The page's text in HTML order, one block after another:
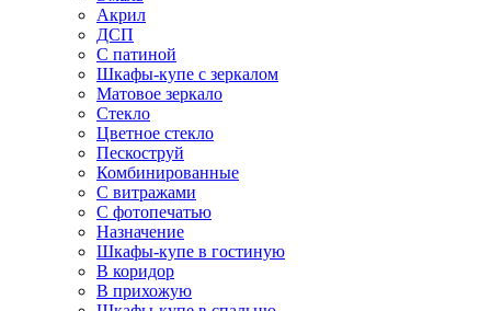
Акрил
ДСП
С патиной
Шкафы-купе с зеркалом
Матовое зеркало
Стекло
Цветное стекло
Пескоструй
Комбинированные
С витражами
С фотопечатью
Назначение
Шкафы-купе в гостиную
В коридор
В прихожую